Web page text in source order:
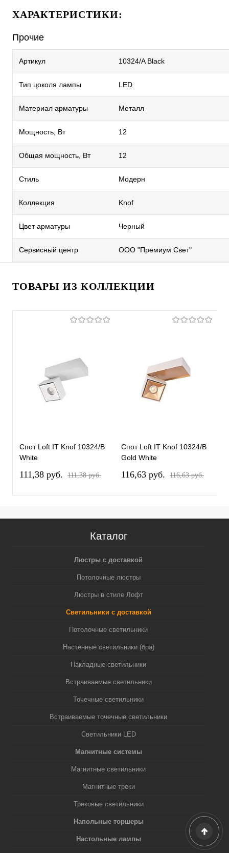
ХАРАКТЕРИСТИКИ:
Прочие
Артикул 10324/A Black
Тип цоколя лампы LED
Материал арматуры Металл
Мощность, Вт 12
Общая мощность, Вт 12
Стиль Модерн
Коллекция Knof
Цвет арматуры Черный
Сервисный центр ООО "Премиум Свет"
ТОВАРЫ ИЗ КОЛЛЕКЦИИ
Спот Loft IT Knof 10324/B
White
111,38 pуб. 111,38 pуб.
Спот Loft IT Knof 10324/B
Gold White
116,63 pуб. 116,63 pуб.
Каталог
Люстры с доставкой
Потолочные люстры
Люстры в стиле Лофт
Светильники с доставкой
Потолочные светильники
Настенные светильники (бра)
Накладные светильники
Встраиваемые светильники
Точечные светильники
Встраиваемые точечные светильники
Светильники LED
Магнитные системы
Магнитные светильники
Магнитные треки
Трековые светильники
Напольные торшеры
Настольные лампы